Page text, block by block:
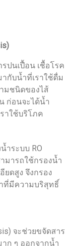
ปนเปื้อน เชื้อโรค
กับน้ำที่เราใช้ดื่ม
มชนิดของไส้
ก่อนจะได้น้ำ
าใช้บริโภค
ำระบบ RO
มารถใช้กรองน้ำ
ยดสูง จึงกรอง
ที่มีความบริสุทธิ์
จะช่วยขจัดสาร
ก ๆ ออกจากน้ำ